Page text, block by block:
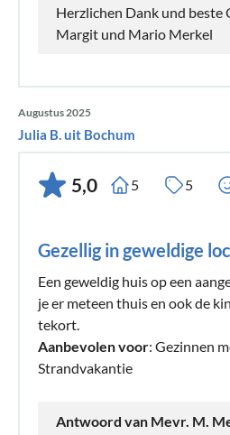
Herzlichen Dank und beste
Margit und Mario Merkel
Augustus 2025
Julia B. uit Bochum
5,0 5 5
Gezellig in geweldige
Een geweldig huis op een
je er meteen thuis en ook de
tekort.
Aanbevolen voor: Gezinnen
Strandvakantie
Antwoord van Mevr. M.